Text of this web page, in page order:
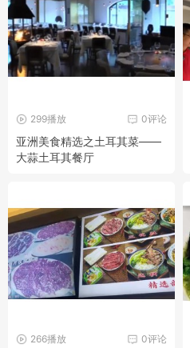
0评论
299播放
亚洲美食精选之土耳其菜——
大蒜土耳其餐厅
0评论
266播放